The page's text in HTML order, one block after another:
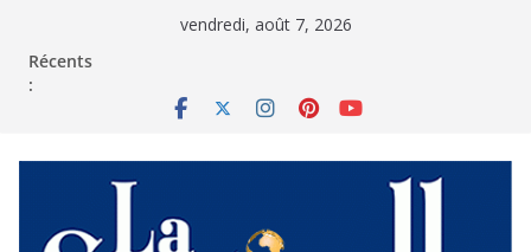
vendredi, août 7, 2026
Récents
: